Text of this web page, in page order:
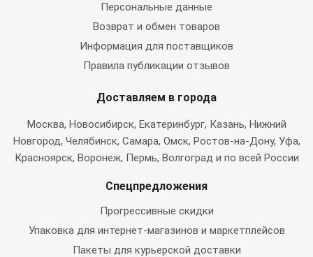
Персональные данные
Возврат и обмен товаров
Информация для поставщиков
Правила публикации отзывов
Доставляем в города
Москва, Новосибирск, Екатеринбург, Казань, Нижний
Новгород, Челябинск, Самара, Омск, Ростов-на-Дону, Уфа,
Красноярск, Воронеж, Пермь, Волгоград и по всей России
Спецпредложения
Прогрессивные скидки
Упаковка для интернет-магазинов и маркетплейсов
Пакеты для курьерской доставки